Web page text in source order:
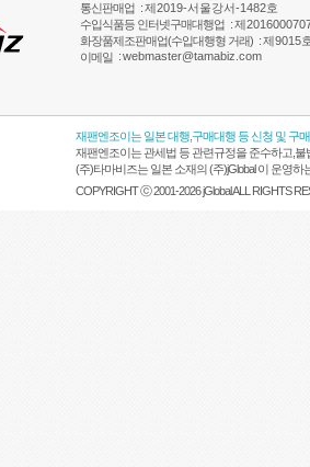
통신판매업 :제2019-서울강서-1482호
수입식품등 인터넷구매대행업 :제
화장품제조판매업(수입대행형 거래) :제9015
이메일 :webmaster@tamabiz.com
재팬엔조이는 일본 대행,구매대행 등 신청 및 구
재팬엔조이는 관세법 등 관련규정을 준수하고,
(주)타마비즈는 일본 소재의 (주)jGlobal 이 운영
COPYRIGHT ⓒ 2001-2026 jGlobal ALL RIGHTS